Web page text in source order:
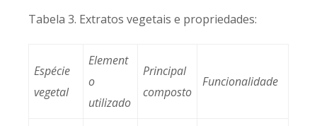
Tabela 3. Extratos vegetais e propriedades:
Espécie
vegetal
Element
o
utilizado
Principal
composto
Funcionalidade